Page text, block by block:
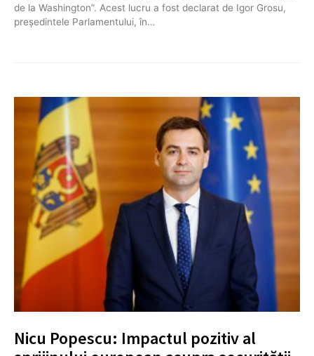
de la Washington”. Acest lucru a fost declarat de Igor Grosu,
președintele Parlamentului, în…
Nicu Popescu: Impactul pozitiv al